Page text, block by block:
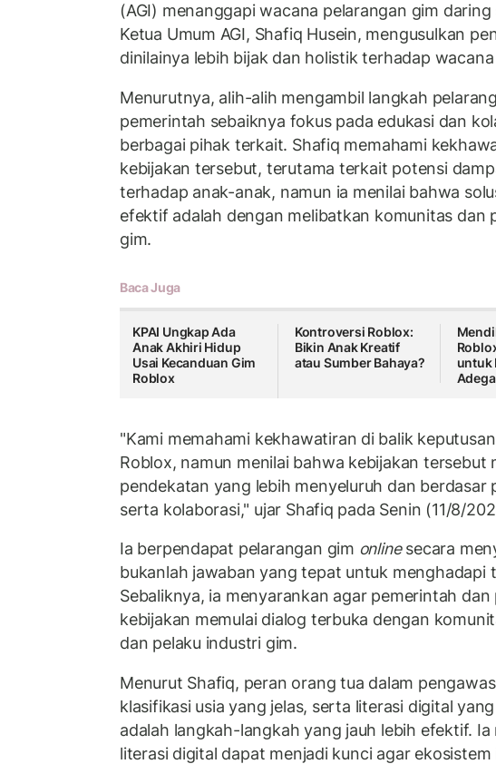
(AGI) menanggapi wacana pelarangan gim
Ketua Umum AGI, Shafiq Husein, mengusulkan
dinilainya lebih bijak dan holistik terhadap
Menurutnya, alih-alih mengambil langkah
pemerintah sebaiknya fokus pada edukasi dan
berbagai pihak terkait. Shafiq memahami
kebijakan tersebut, terutama terkait potensi
terhadap anak-anak, namun ia menilai bahwa
efektif adalah dengan melibatkan komunitas dan
gim.
Baca Juga
KPAI Ungkap Ada
Anak Akhiri Hidup
Usai Kecanduan Gim
Roblox
Kontroversi Roblox:
Bikin Anak Kreatif
atau Sumber Bahaya?
untuk
"Kami memahami kekhawatiran di balik
Roblox, namun menilai bahwa kebijakan tersebut
pendekatan yang lebih menyeluruh dan berdasar
serta kolaborasi," ujar Shafiq pada Senin (11/8/
Ia berpendapat pelarangan gim onlinesecara
bukanlah jawaban yang tepat untuk menghadapi
Sebaliknya, ia menyarankan agar pemerintah dan
kebijakan memulai dialog terbuka dengan
dan pelaku industri gim.
Menurut Shafiq, peran orang tua dalam
klasifikasi usia yang jelas, serta literasi digital
adalah langkah-langkah yang jauh lebih efektif. Ia
literasi digital dapat menjadi kunci agar